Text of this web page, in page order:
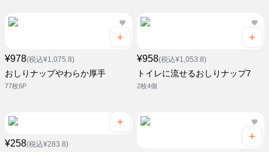
¥978(税込¥1,075.8)
おしりナップやわらか厚手
77枚6P
¥958(税込¥1,053.8)
トイレに流せるおしりナップ7
2枚4個
¥258(税込¥283.8)